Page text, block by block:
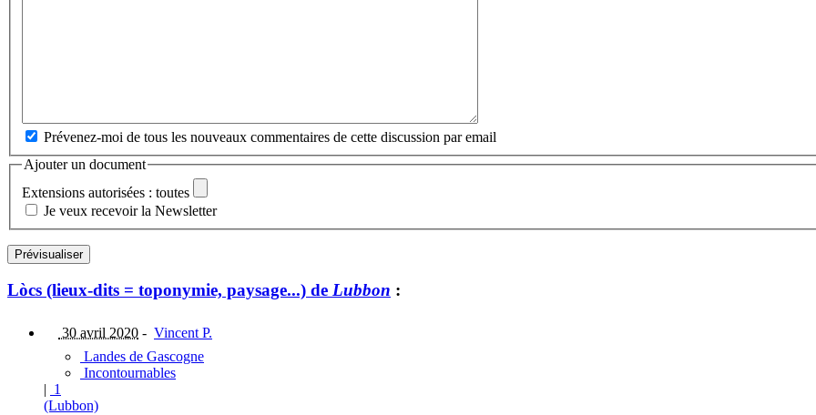
Prévenez-moi de tous les nouveaux commentaires de cette discussion par email
Ajouter un document
Extensions autorisées : toutes
Je veux recevoir la Newsletter
Lòcs (lieux-dits = toponymie, paysage...) de Lubbon :
30 avril 2020 - Vincent P.
Landes de Gascogne
Incontournables
| 1
(Lubbon)